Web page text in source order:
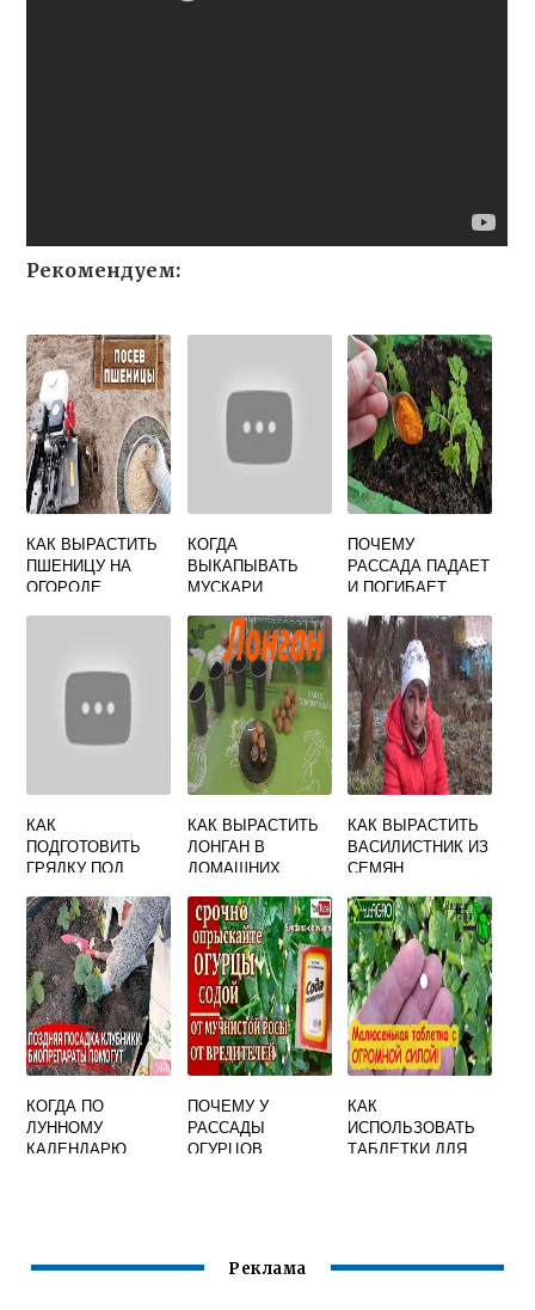
Рекомендуем:
КАК ВЫРАСТИТЬ
ПШЕНИЦУ НА
ОГОРОДЕ
КОГДА
ВЫКАПЫВАТЬ
МУСКАРИ
ПОЧЕМУ
РАССАДА ПАДАЕТ
И ПОГИБАЕТ
ЦВЕТОВ
КАК
ПОДГОТОВИТЬ
ГРЯДКУ ПОД
КАК ВЫРАСТИТЬ
ЛОНГАН В
ДОМАШНИХ
КАК ВЫРАСТИТЬ
ВАСИЛИСТНИК ИЗ
СЕМЯН
КОГДА ПО
ЛУННОМУ
КАЛЕНДАРЮ
ПОЧЕМУ У
РАССАДЫ
ОГУРЦОВ
КАК
ИСПОЛЬЗОВАТЬ
ТАБЛЕТКИ ДЛЯ
Реклама